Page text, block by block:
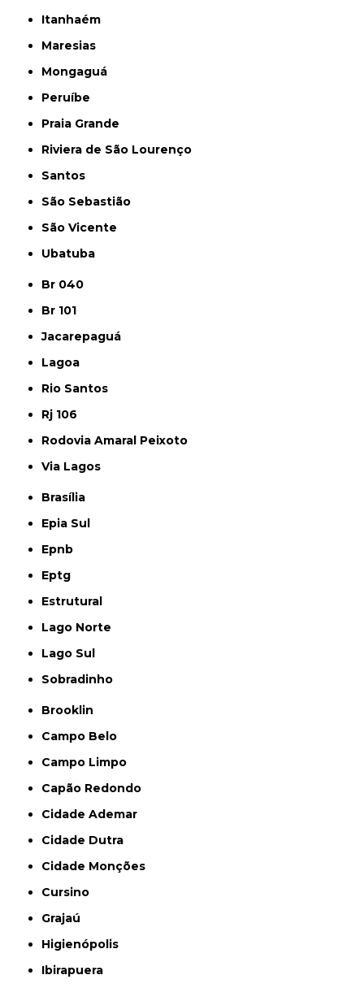
Itanhaém
Maresias
Mongaguá
Peruíbe
Praia Grande
Riviera de São Lourenço
Santos
São Sebastião
São Vicente
Ubatuba
Br 040
Br 101
Jacarepaguá
Lagoa
Rio Santos
Rj 106
Rodovia Amaral Peixoto
Via Lagos
Brasília
Epia Sul
Epnb
Eptg
Estrutural
Lago Norte
Lago Sul
Sobradinho
Brooklin
Campo Belo
Campo Limpo
Capão Redondo
Cidade Ademar
Cidade Dutra
Cidade Monções
Cursino
Grajaú
Higienópolis
Ibirapuera